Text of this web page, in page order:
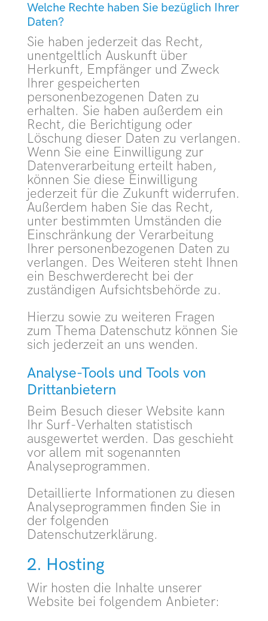
Welche Rechte haben Sie bezüglich Ihrer
Daten?
Sie haben jederzeit das Recht,
unentgeltlich Auskunft über
Herkunft, Empfänger und Zweck
Ihrer gespeicherten
personenbezogenen Daten zu
erhalten. Sie haben außerdem ein
Recht, die Berichtigung oder
Löschung dieser Daten zu verlangen.
Wenn Sie eine Einwilligung zur
Datenverarbeitung erteilt haben,
können Sie diese Einwilligung
jederzeit für die Zukunft widerrufen.
Außerdem haben Sie das Recht,
unter bestimmten Umständen die
Einschränkung der Verarbeitung
Ihrer personenbezogenen Daten zu
verlangen. Des Weiteren steht Ihnen
ein Beschwerderecht bei der
zuständigen Aufsichtsbehörde zu.
Hierzu sowie zu weiteren Fragen
zum Thema Datenschutz können Sie
sich jederzeit an uns wenden.
Analyse-Tools und Tools von
Dritt­anbietern
Beim Besuch dieser Website kann
Ihr Surf-Verhalten statistisch
ausgewertet werden. Das geschieht
vor allem mit sogenannten
Analyseprogrammen.
Detaillierte Informationen zu diesen
Analyseprogrammen finden Sie in
der folgenden
Datenschutzerklärung.
2. Hosting
Wir hosten die Inhalte unserer
Website bei folgendem Anbieter: